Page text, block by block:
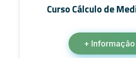
Curso Cálculo de
+ Informação